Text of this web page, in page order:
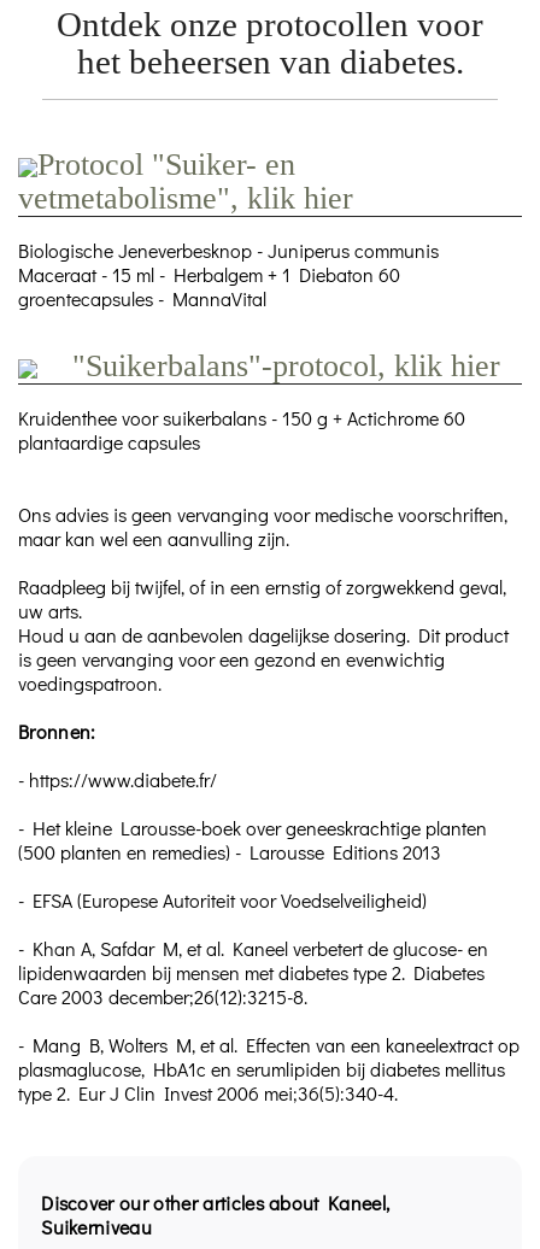
Ontdek onze protocollen voor
het beheersen van diabetes.
Protocol "Suiker- en
vetmetabolisme", klik hier
Biologische Jeneverbesknop - Juniperus communis
Maceraat - 15 ml - Herbalgem + 1 Diebaton 60
groentecapsules - MannaVital
"Suikerbalans"-protocol, klik hier
Kruidenthee voor suikerbalans - 150 g + Actichrome 60
plantaardige capsules
Ons advies is geen vervanging voor medische voorschriften,
maar kan wel een aanvulling zijn.
Raadpleeg bij twijfel, of in een ernstig of zorgwekkend geval,
uw arts.
Houd u aan de aanbevolen dagelijkse dosering. Dit product
is geen vervanging voor een gezond en evenwichtig
voedingspatroon.
Bronnen:
- https://www.diabete.fr/
- Het kleine Larousse-boek over geneeskrachtige planten
(500 planten en remedies) - Larousse Editions 2013
- EFSA (Europese Autoriteit voor Voedselveiligheid)
- Khan A, Safdar M, et al. Kaneel verbetert de glucose- en
lipidenwaarden bij mensen met diabetes type 2. Diabetes
Care 2003 december;26(12):3215-8.
- Mang B, Wolters M, et al. Effecten van een kaneelextract op
plasmaglucose, HbA1c en serumlipiden bij diabetes mellitus
type 2. Eur J Clin Invest 2006 mei;36(5):340-4.
Discover our other articles about Kaneel,
Suikerniveau